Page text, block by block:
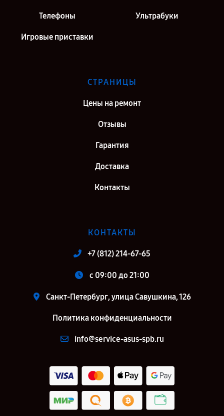
Телефоны Ультрабуки
Игровые приставки
СТРАНИЦЫ
Цены на ремонт
Отзывы
Гарантия
Доставка
Контакты
КОНТАКТЫ
+7 (812) 214-67-65
c 09:00 до 21:00
Санкт-Петербург, улица Савушкина, 126
Политика конфиденциальности
info@service-asus-spb.ru